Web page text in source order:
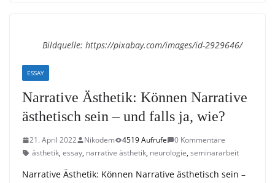
Bildquelle: https://pixabay.com/images/id-2929646/
ESSAY
Narrative Ästhetik: Können Narrative
ästhetisch sein – und falls ja, wie?
21. April 2022 Nikodem 4519 Aufrufe
0 Kommentare
ästhetik,essay, narrative ästhetik, neurologie,seminararbeit
Narrative Ästhetik: Können Narrative ästhetisch sein –